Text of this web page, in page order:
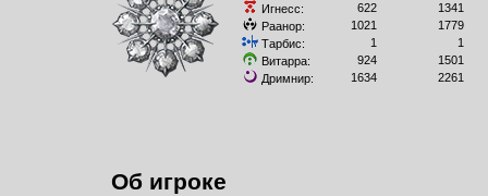
Игнесс:
622
1341
Раанор:
1021
1779
Тарбис:
1
1
Витарра:
924
1501
Дримнир:
1634 2261
Об игроке